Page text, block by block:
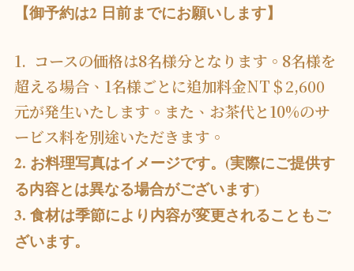
【御予約は2 日前までにお願いします】
1. コースの価格は8名様分となります。8名様を
超える場合、1名様ごとに追加料金NT＄2,600
元が発生いたします。また、お茶代と10%のサ
ービス料を別途いただきます。
2. お料理写真はイメージです。(実際にご提供す
る内容とは異なる場合がございます)
3. 食材は季節により内容が変更されることもご
ざいます。